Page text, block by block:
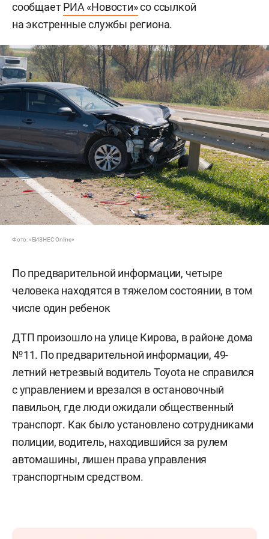
сообщаетРИА «Новости»со ссылкой
на экстренные службы региона.
Фото: «БИЗНЕС Online»
По предварительной информации, четыре
человека находятся в тяжелом состоянии, в том
числе один ребенок
ДТП произошло на улице Кирова, в районе дома
№11. По предварительной информации, 49-
летний нетрезвый водитель Toyota не справился
с управлением и врезался в остановочный
павильон, где люди ожидали общественный
транспорт. Как было установлено сотрудниками
полиции, водитель, находившийся за рулем
автомашины, лишен права управления
транспортным средством.